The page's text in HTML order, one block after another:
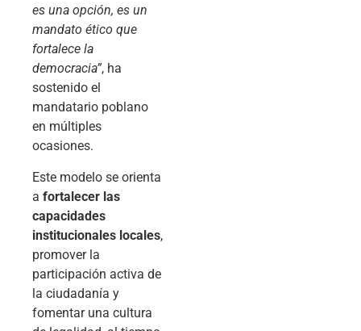
es una opción, es un
mandato ético que
fortalece la
democracia”, ha
sostenido el
mandatario poblano
en múltiples
ocasiones.
Este modelo se orienta
a fortalecer las
capacidades
institucionales locales,
promover la
participación activa de
la ciudadanía y
fomentar una cultura